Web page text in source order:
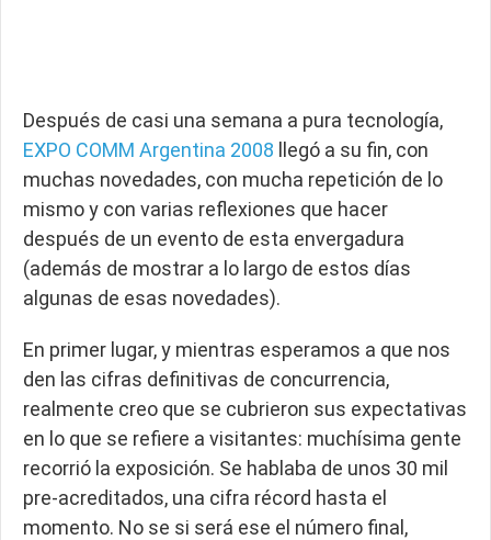
Después de casi una semana a pura tecnología,
EXPO COMM Argentina 2008 llegó a su fin, con
muchas novedades, con mucha repetición de lo
mismo y con varias reflexiones que hacer
después de un evento de esta envergadura
(además de mostrar a lo largo de estos días
algunas de esas novedades).
En primer lugar, y mientras esperamos a que nos
den las cifras definitivas de concurrencia,
realmente creo que se cubrieron sus expectativas
en lo que se refiere a visitantes: muchísima gente
recorrió la exposición. Se hablaba de unos 30 mil
pre-acreditados, una cifra récord hasta el
momento. No se si será ese el número final,